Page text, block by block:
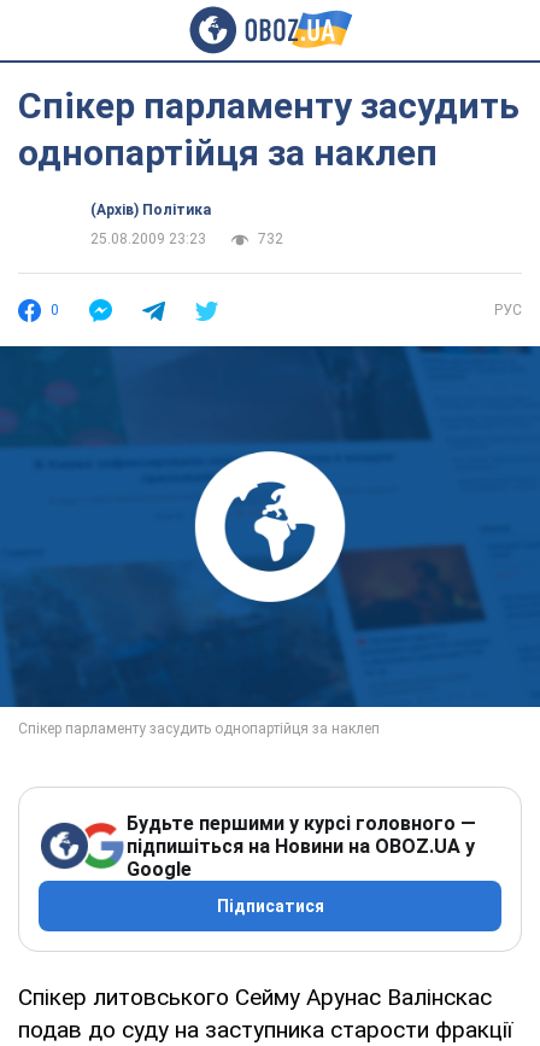
Спікер парламенту засудить
однопартійця за наклеп
(Архів) Політика
25.08.2009 23:23
732
0 РУС
Будьте першими у курсі головного —
підпишіться на Новини на OBOZ.UA у
Google
Підписатися
Спікер литовського Сейму Арунас Валінскас
подав до суду на заступника старости фракції